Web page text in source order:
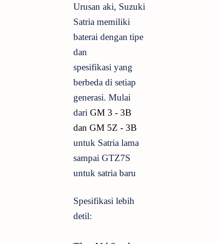
Urusan aki, Suzuki
Satria memiliki
baterai dengan tipe
dan
spesifikasi yang
berbeda di setiap
generasi. Mulai
dari GM 3 - 3B
dan GM 5Z - 3B
untuk Satria lama
sampai GTZ7S
untuk satria baru
Spesifikasi lebih
detil: